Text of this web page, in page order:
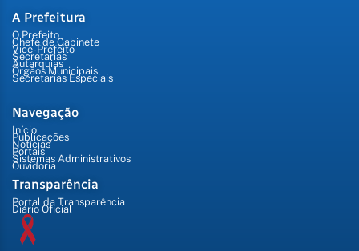
A Prefeitura
O Prefeito
Chefe de Gabinete
Vice-Prefeito
Secretarias
Autarquias
Órgãos Municipais
Secretarias Especiais
Navegação
Início
Publicações
Notícias
Portais
Sistemas Administrativos
Ouvidoria
Transparência
Portal da Transparência
Diário Oficial